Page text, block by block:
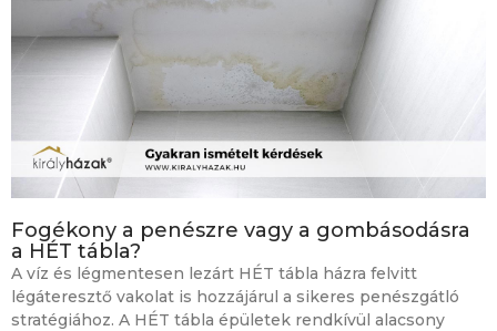
Fogékony a penészre vagy a gombásodásra
a HÉT tábla?
A víz és légmentesen lezárt HÉT tábla házra felvitt
légáteresztő vakolat is hozzájárul a sikeres penészgátló
stratégiához. A HÉT tábla épületek rendkívül alacsony